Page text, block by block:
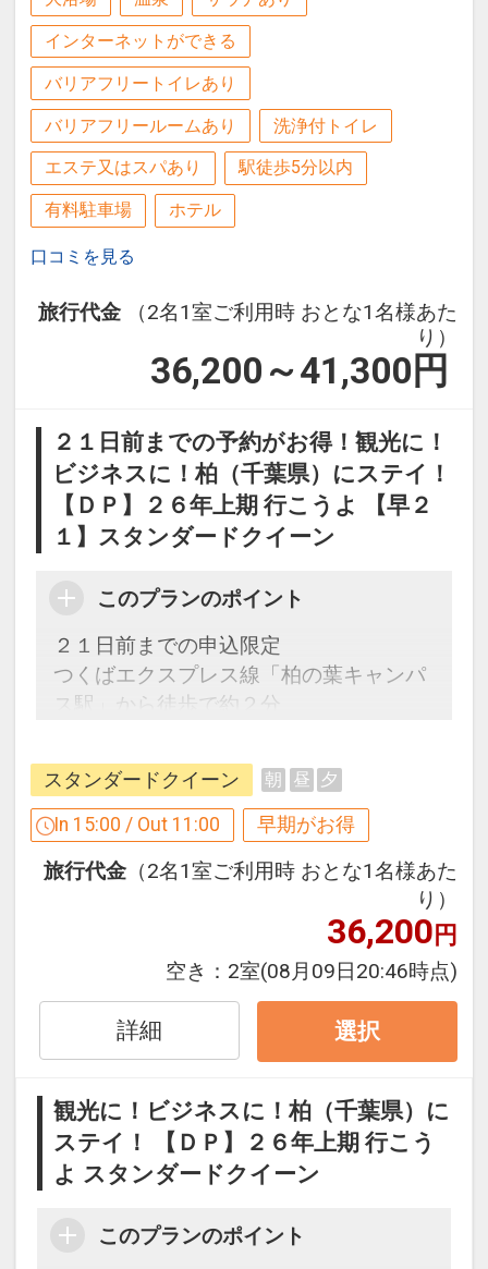
房総の食材をふんだんに使った和洋バイ
キングをご用意。
隣接する2つの会場で、爽やかな一日の
はじまりをお楽しみください。
■添い寝のお子様も含め、すべてのご宿
泊人数を人数選択に予約登録お願いいた
します。
23日
200000044925
インターネットができる
バリアフリートイレあり
バリアフリールームあり 洗浄付トイレ
エステ又はスパあり 駅徒歩5分以内
有料駐車場 ホテル
口コミを見る
旅行代金
（2名1室ご利用時 おとな1名様あた
り）
36,200～41,300 円
２１日前までの予約がお得！観光に！
ビジネスに！柏（千葉県）にステイ！
【ＤＰ】２６年上期 行こうよ 【早２
１】スタンダードクイーン
このプランのポイント
２１日前までの申込限定
つくばエクスプレス線「柏の葉キャンパ
ス駅」から徒歩で約２分
園」、ショッピングセンター「ららぽー
と柏の葉」
【２１日前までの申込限定だからお得】
本プランは「初泊日の２１日前までにお
申し込みの方」に限りご予約可能なプラ
ンです。
※早期申込対象期間を過ぎてからの変更
（人数の内訳・客室タイプ・食事条件・
更）があった場合、本プランはご利用い
ただけず、取消後、新たに通常プランの
ご予約が必要となります。
消料対象となります。
スタンダードクイーン 朝 昼 夕
In 15:00 / Out 11:00 早期がお得
旅行代金 （2名1室ご利用時 おとな1名様あた
り）
36,200円
空き： 2室(08月09日20:46時点)
詳細 選択
観光に！ビジネスに！柏（千葉県）に
ステイ！ 【ＤＰ】２６年上期 行こう
よ スタンダードクイーン
このプランのポイント